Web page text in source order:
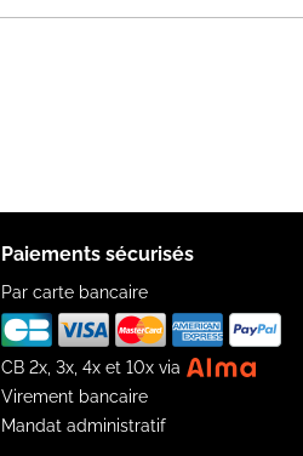
Paiements sécurisés
Par carte bancaire
CB 2x, 3x, 4x et 10x via
Virement bancaire
Mandat administratif